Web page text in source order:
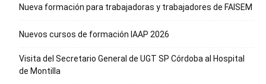
Nueva formación para trabajadoras y trabajadores de FAISEM
Nuevos cursos de formación IAAP 2026
Visita del Secretario General de UGT SP Córdoba al Hospital
de Montilla